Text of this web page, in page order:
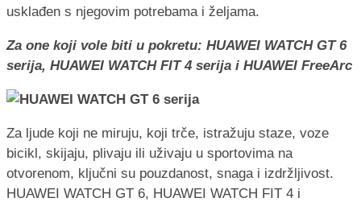
usklađen s njegovim potrebama i željama.
Za one koji vole biti u pokretu: HUAWEI WATCH GT 6
serija, HUAWEI WATCH FIT 4 serija i HUAWEI FreeArc
Za ljude koji ne miruju, koji trče, istražuju staze, voze
bicikl, skijaju, plivaju ili uživaju u sportovima na
otvorenom, ključni su pouzdanost, snaga i izdržljivost.
HUAWEI WATCH GT 6, HUAWEI WATCH FIT 4 i